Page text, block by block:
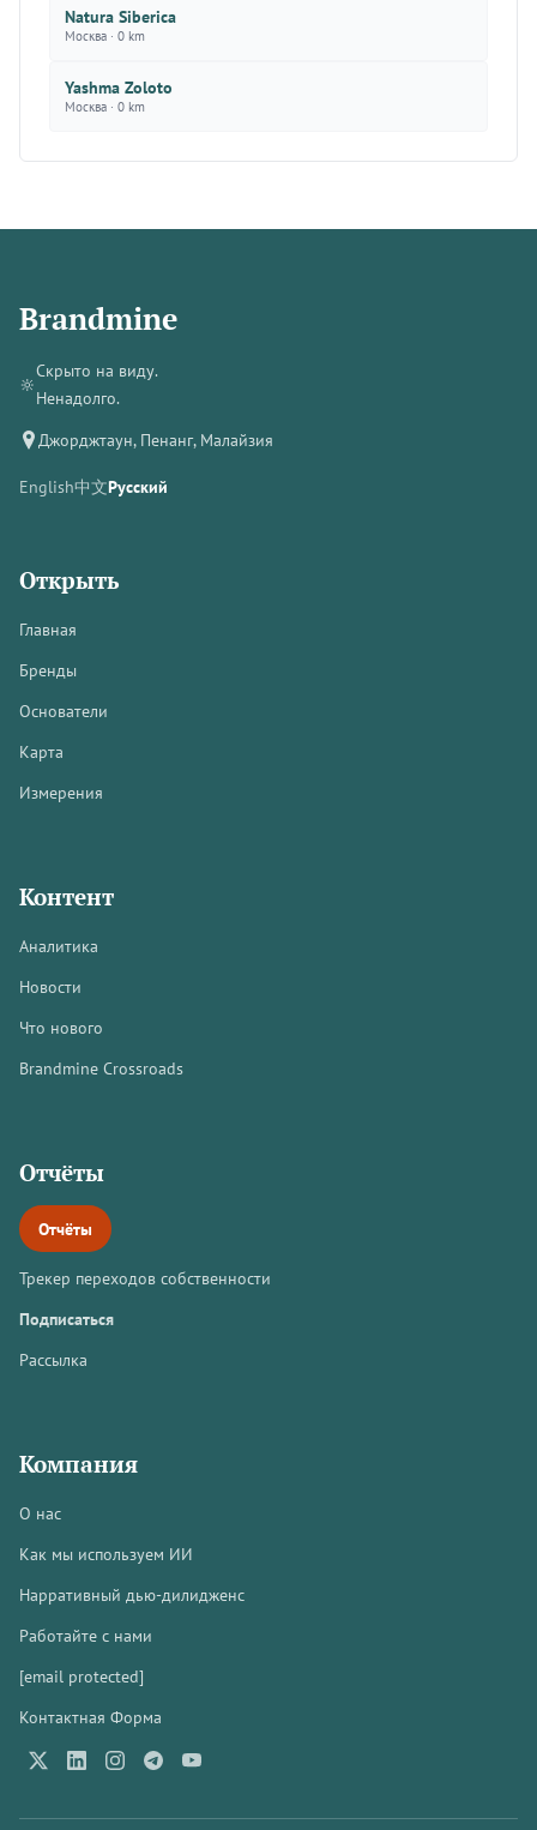
Natura Siberica
Москва · 0 km
Yashma Zoloto
Москва · 0 km
Brandmine
🔆
Скрыто на виду.
Ненадолго.
Джорджтаун, Пенанг, Малайзия
English中文Русский
Открыть
Главная
Бренды
Основатели
Карта
Измерения
Контент
Аналитика
Новости
Что нового
Brandmine Crossroads
Отчёты
Отчёты
Трекер переходов собственности
Подписаться
Рассылка
Компания
О нас
Как мы используем ИИ
Нарративный дью-дилидженс
Работайте с нами
[email protected]
Контактная Форма